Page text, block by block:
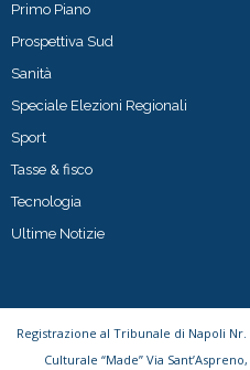
Primo Piano
Prospettiva Sud
Sanità
Speciale Elezioni Regionali
Sport
Tasse & fisco
Tecnologia
Ultime Notizie
Registrazione al Tribunale di Napoli
Culturale “Made” Via